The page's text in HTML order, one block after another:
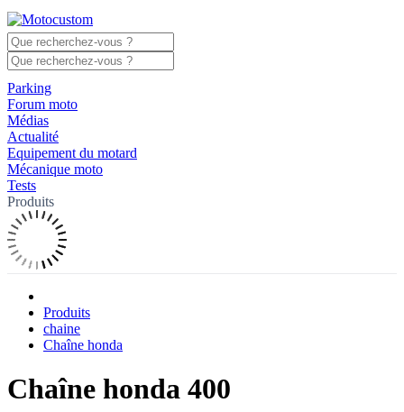
Parking
Forum moto
Médias
Actualité
Equipement du motard
Mécanique moto
Tests
Produits
Produits
chaine
Chaîne honda
Chaîne honda 400